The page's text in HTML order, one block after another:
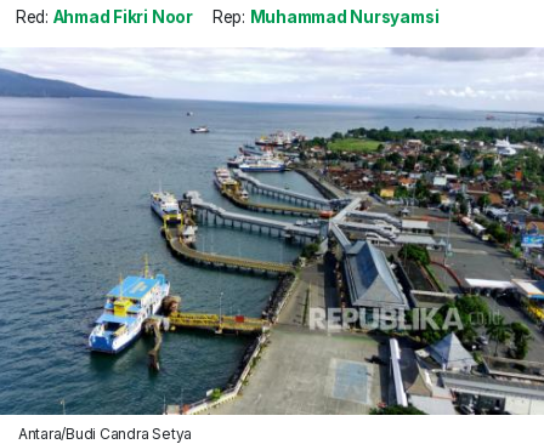
Red: Ahmad Fikri Noor Rep: Muhammad Nursyamsi
Antara/Budi Candra Setya